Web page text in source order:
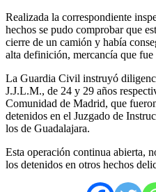
Realizada la correspondiente
hechos se pudo comprobar que
cierre de un camión y había
alta definición, mercancía que fue
La Guardia Civil instruyó
J.J.L.M., de 24 y 29 años
Comunidad de Madrid, que
detenidos en el Juzgado de
los de Guadalajara.
Esta operación continua abierta,
los detenidos en otros hechos